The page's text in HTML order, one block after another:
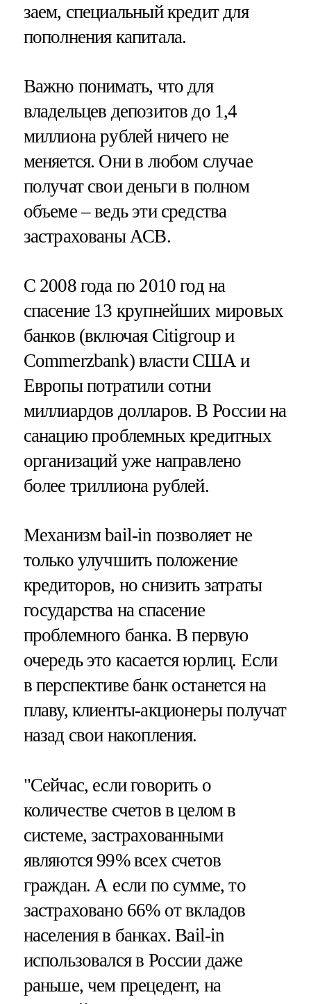
заем, специальный кредит для
пополнения капитала.
Важно понимать, что для
владельцев депозитов до 1,4
миллиона рублей ничего не
меняется. Они в любом случае
получат свои деньги в полном
объеме – ведь эти средства
застрахованы АСВ.
С 2008 года по 2010 год на
спасение 13 крупнейших мировых
банков (включая Citigroup и
Commerzbank) власти США и
Европы потратили сотни
миллиардов долларов. В России на
санацию проблемных кредитных
организаций уже направлено
более триллиона рублей.
Механизм bail-in позволяет не
только улучшить положение
кредиторов, но снизить затраты
государства на спасение
проблемного банка. В первую
очередь это касается юрлиц. Если
в перспективе банк останется на
плаву, клиенты-акционеры получат
назад свои накопления.
"Сейчас, если говорить о
количестве счетов в целом в
системе, застрахованными
являются 99% всех счетов
граждан. А если по сумме, то
застраховано 66% от вкладов
населения в банках. Bail-in
использовался в России даже
раньше, чем прецедент, на